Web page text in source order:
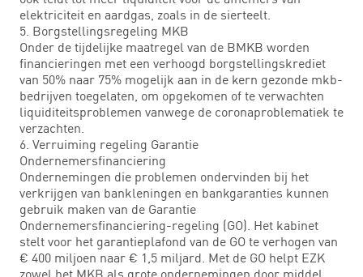
elektriciteit en aardgas, zoals in de sierteelt.
5. Borgstellingsregeling MKB
Onder de tijdelijke maatregel van de BMKB worden
financieringen met een verhoogd borgstellingskrediet
van 50% naar 75% mogelijk aan in de kern gezonde mkb-
bedrijven toegelaten, om opgekomen of te verwachten
liquiditeitsproblemen vanwege de coronaproblematiek te
verzachten.
6. Verruiming regeling Garantie
Ondernemersfinanciering
Ondernemingen die problemen ondervinden bij het
verkrijgen van bankleningen en bankgaranties kunnen
gebruik maken van de Garantie
Ondernemersfinanciering-regeling (GO). Het kabinet
stelt voor het garantieplafond van de GO te verhogen van
€ 400 miljoen naar € 1,5 miljard. Met de GO helpt EZK
zowel het MKB als grote ondernemingen door middel